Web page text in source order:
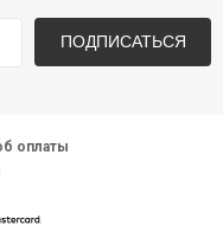
ПОДПИСАТЬСЯ
оплаты